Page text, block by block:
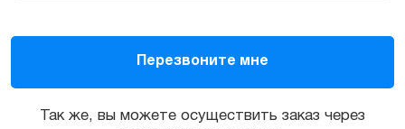
Так же, вы можете осуществить заказ через